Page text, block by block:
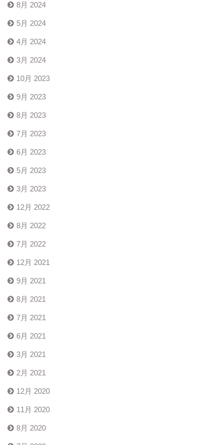
8月 2024
5月 2024
4月 2024
3月 2024
10月 2023
9月 2023
8月 2023
7月 2023
6月 2023
5月 2023
3月 2023
12月 2022
8月 2022
7月 2022
12月 2021
9月 2021
8月 2021
7月 2021
6月 2021
3月 2021
2月 2021
12月 2020
11月 2020
8月 2020